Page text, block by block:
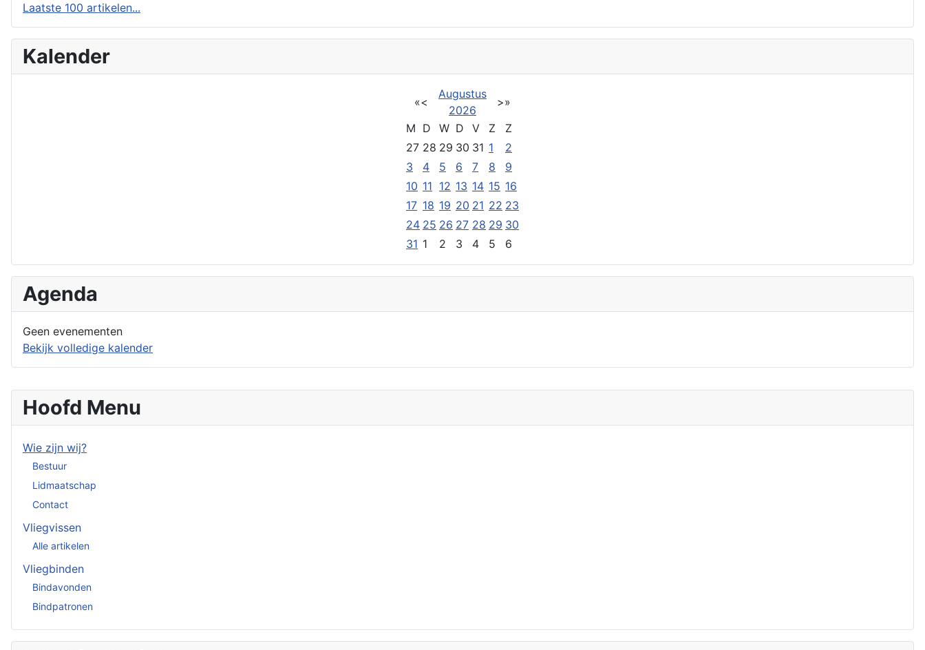
Hoofd Menu
Wie zijn wij?
Bestuur
Lidmaatschap
Contact
Vliegvissen
Alle artikelen
Vliegbinden
Bindavonden
Bindpatronen
Laatste 100 artikelen...
Kalender
«<
Augustus
2026
>»
M D W D V Z
Z
27 28 29 30 31 1
2
3
4 5 6 7 8
9
10 11 12 13 14 15 16
17 18 19 20 21 22 23
24 25 26 27 28 29 30
31 1 2 3 4 5 6
Agenda
Geen evenementen
Bekijk volledige kalender